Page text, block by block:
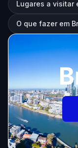
Lugares a visitar
O que fazer em